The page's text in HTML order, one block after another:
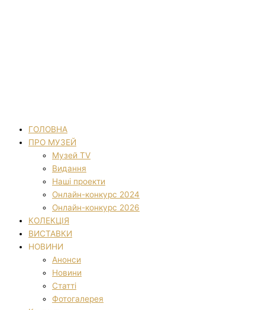
ГОЛОВНА
ПРО МУЗЕЙ
Музей TV
Видання
Наші проекти
Онлайн-конкурс 2024
Онлайн-конкурс 2026
КОЛЕКЦІЯ
ВИСТАВКИ
НОВИНИ
Анонси
Новини
Статті
Фотогалерея